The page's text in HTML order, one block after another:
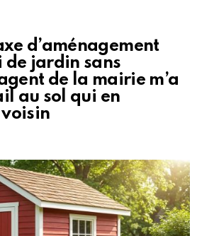
d’aménagement
de jardin sans
de la mairie m’a
au sol qui en